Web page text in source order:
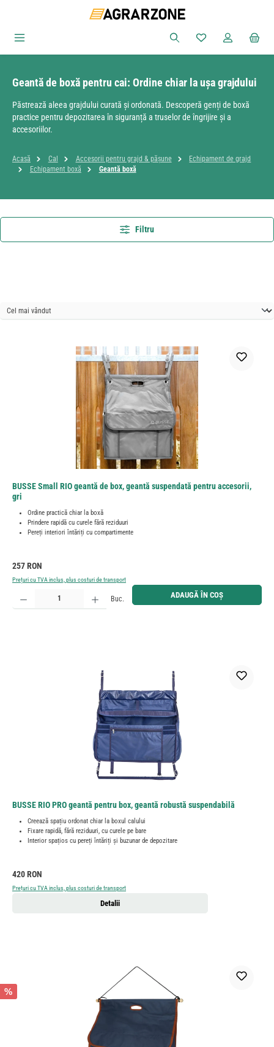
Sari la conținutul principal
Aveți 0 articole
Geantă de boxă pentru cai: Ordine chiar la ușa grajdului
Păstrează aleea grajdului curată și ordonată. Descoperă genți de boxă
practice pentru depozitarea în siguranță a truselor de îngrijire și a
accesoriilor.
Acasă Cal Accesorii pentru grajd & pășune
Echipament de grajd
Echipament boxă
Geantă boxă
Filtru
BUSSE Small RIO geantă de box, geantă suspendată pentru accesorii,
gri
Ordine practică chiar la boxă
Prindere rapidă cu curele fără reziduuri
Pereți interiori întăriți cu compartimente
Preț obișnuit:
257 RON
Prețuri cu TVA inclus, plus costuri de transport
Cantitate produs: Introduceți cantitatea dorită sau utilizați butoanele pentru a mări sau micșora
Buc. ADAUGĂ ÎN COȘ
BUSSE RIO PRO geantă pentru box, geantă robustă suspendabilă
Creează spațiu ordonat chiar la boxul calului
Fixare rapidă, fără reziduuri, cu curele pe bare
Interior spațios cu pereți întăriți și buzunar de depozitare
Preț obișnuit:
420 RON
Prețuri cu TVA inclus, plus costuri de transport
Detalii
%